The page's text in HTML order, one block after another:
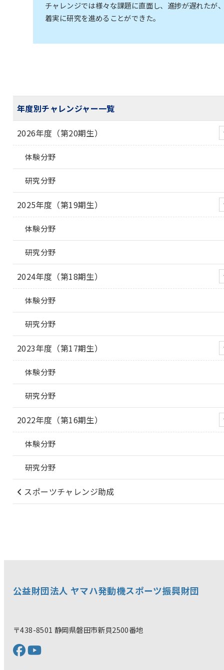
チャレンジでは様々な課題に直面し、進捗が遅れたが
着実に研究を進めることができた。
年度別チャレンジャー一覧
2026年度（第20期生）
体験分野
研究分野
2025年度（第19期生）
体験分野
研究分野
2024年度（第18期生）
体験分野
研究分野
2023年度（第17期生）
体験分野
研究分野
2022年度（第16期生）
体験分野
研究分野
スポーツチャレンジ助成
公益財団法人 ヤマハ発動機スポーツ振興財団
〒438-8501 静岡県磐田市新貝2500番地